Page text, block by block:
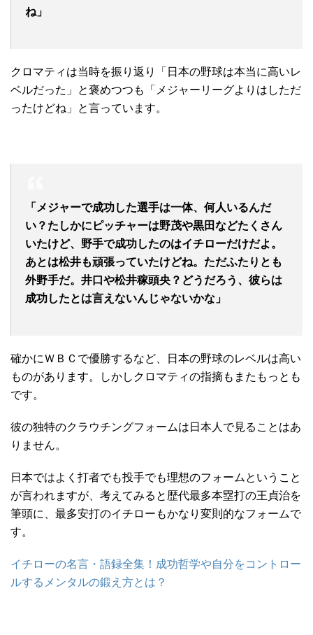
ね」
クロマティは当時を振り返り「日本の野球は本当に高いレ
ベルだった」と褒めつつも「メジャーリーグよりはしただ
ったけどね」と言っています。
「メジャーで成功した選手は一体、何人いるんだ
い？たしかにピッチャーは野茂や黒田などたくさん
いたけど、野手で成功したのはイチローだけだよ。
あとは松井も頑張っていたけどね。ただふたりとも
外野手だ。井口や松井稼頭央？どうだろう、彼らは
成功したとは言えないんじゃないかな」
確かにＷＢＣで優勝するなど、日本の野球のレベルは高い
ものがあります。しかしクロマティの指摘もまたもっとも
です。
彼の独特のクラウチングフォームは日本人で見ることはあ
りません。
日本ではよく打者でも投手でも理想のフォームということ
が言われますが、考えてみると歴代最多本塁打の王貞治を
筆頭に、最多安打のイチローもかなり変則的なフォームで
す。
イチローの名言・語録全集！成功哲学や自分をコントロー
ルするメンタルの鍛え方とは？